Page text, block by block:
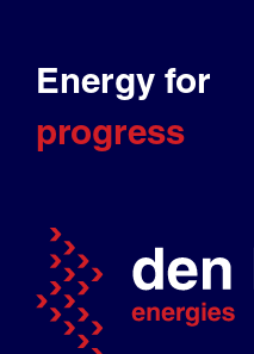
Energy for
progress